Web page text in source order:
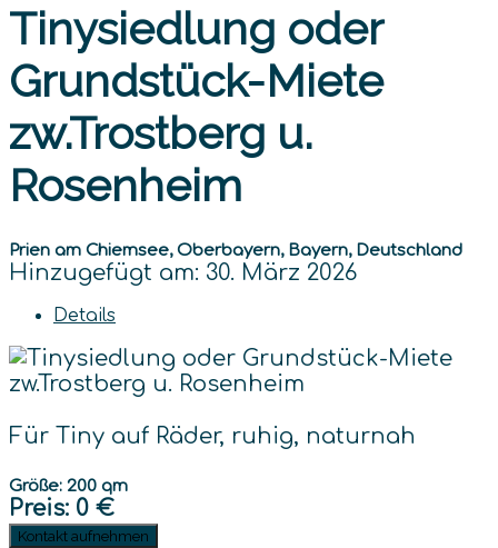
Tinysiedlung oder
Grundstück-Miete
zw.Trostberg u.
Rosenheim
Prien am Chiemsee, Oberbayern, Bayern, Deutschland
Hinzugefügt am: 30. März 2026
Details
Für Tiny auf Räder, ruhig, naturnah
Größe: 200 qm
Preis: 0 €
Kontakt aufnehmen